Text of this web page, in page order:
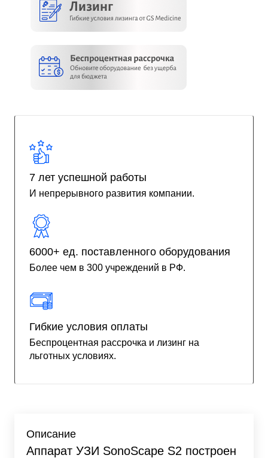
7 лет успешной работы
И непрерывного развития компании.
6000+ ед. поставленного оборудования
Более чем в 300 учреждений в РФ.
Гибкие условия оплаты
Беспроцентная рассрочка и лизинг на
льготных условиях.
Описание
Аппарат УЗИ SonoScape S2 построен